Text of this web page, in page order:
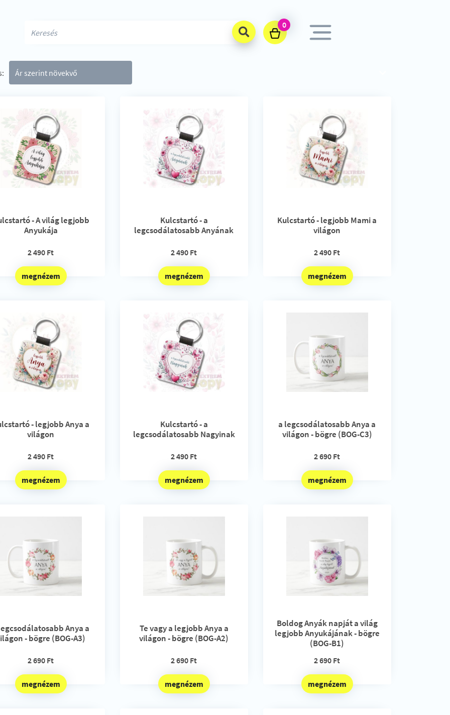
0
- A világ legjobb
Anyukája
2 490 Ft
megnézem
Kulcstartó - a
legcsodálatosabb Anyának
2 490 Ft
megnézem
Kulcstartó - legjobb Mami a
világon
2 490 Ft
megnézem
- legjobb Anya a
világon
2 490 Ft
megnézem
Kulcstartó - a
legcsodálatosabb Nagyinak
2 490 Ft
megnézem
a legcsodálatosabb Anya a
világon - bögre (BOG-C3)
2 690 Ft
megnézem
Anya a
- bögre (BOG-A3)
2 690 Ft
megnézem
Te vagy a legjobb Anya a
világon - bögre (BOG-A2)
2 690 Ft
megnézem
Boldog Anyák napját a világ
legjobb Anyukájának - bögre
(BOG-B1)
2 690 Ft
megnézem